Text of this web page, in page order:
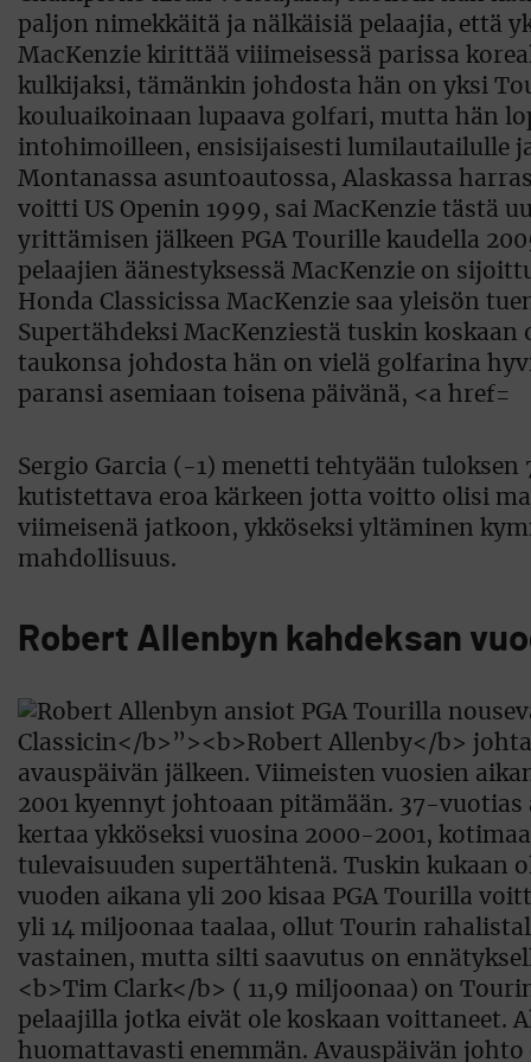
Sergio Garcia (-1) menetti tehtyään
kutistettava eroa kärkeen jotta voitto olisi
viimeisenä jatkoon, ykköseksi yltäminen
mahdollisuus.
Robert Allenbyn kahdeksan